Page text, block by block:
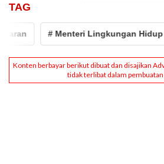
TAG
# Menteri Lingkungan Hidup